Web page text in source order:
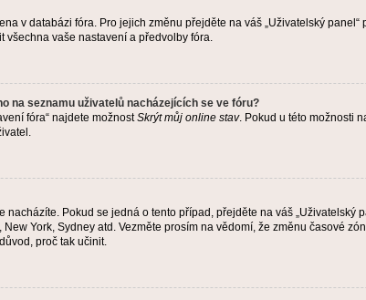
v databázi fóra. Pro jejich změnu přejděte na váš „Uživatelský
všechna vaše nastavení a předvolby fóra.
na seznamu uživatelů nacházejících se ve fóru?
fóra“ najdete možnostSkrýt můj online stav. Pokud u této možnosti
Pokud se jedná o tento případ, přejděte na váš „Uživatelský
York, Sydney atd. Vezměte prosím na vědomí, že změnu časové
proč tak učinit.